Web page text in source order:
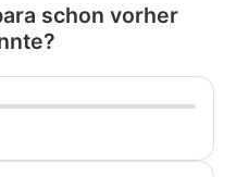
schon vorher